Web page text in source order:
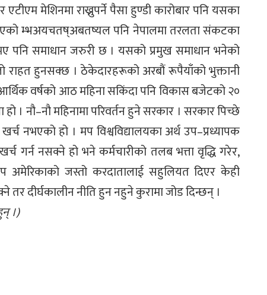
मेशिनमा राख्नुपर्ने पैसा हुण्डी कारोबार पनि यसका
म्भअयचतष्अबतष्यल पनि नेपालमा तरलता संकटका
पनि समाधान जरुरी छ । यसको प्रमुख समाधान भनेको
राहत हुनसक्छ । ठेकेदारहरूको अरबौं रूपैयाँको भुक्तानी
वर्षको आठ महिना सकिंदा पनि विकास बजेटको २०
। नौ–नौ महिनामा परिवर्तन हुने सरकार । सरकार पिच्छे
नभएको हो । मप विश्वविद्यालयका अर्थ उप–प्रध्यापक
गर्न नसक्ने हो भने कर्मचारीको तलब भत्ता वृद्धि गरेर,
अमेरिकाको जस्तो करदातालाई सहुलियत दिएर केही
दीर्घकालीन नीति हुन नहुने कुरामा जोड दिन्छन् ।
।)